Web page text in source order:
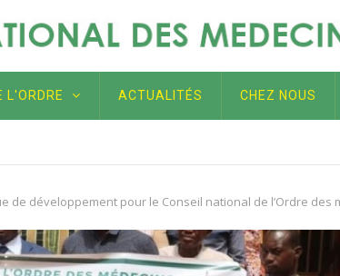
L'ORDRE ACTUALITÉS CHEZ NOUS
seulement au Burkina Faso, mais aussi au-
de développement pour le Conseil national de l’Ordre des